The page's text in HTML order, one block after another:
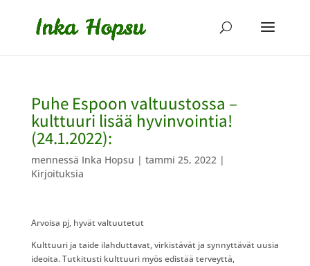
Puhe Espoon valtuustossa –
kulttuuri lisää hyvinvointia!
(24.1.2022):
mennessä Inka Hopsu | tammi 25, 2022|
Kirjoituksia
Arvoisa pj, hyvät valtuutetut
Kulttuuri ja taide ilahduttavat, virkistävät ja synnyttävät uusia
ideoita. Tutkitusti kulttuuri myös edistää terveyttä,